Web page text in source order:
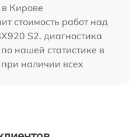
в Кирове
стоимость работ над
S2. диагностика
нашей статистике в
наличии всех